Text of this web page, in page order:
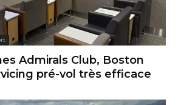
Admirals Club, Boston
pré-vol très efficace